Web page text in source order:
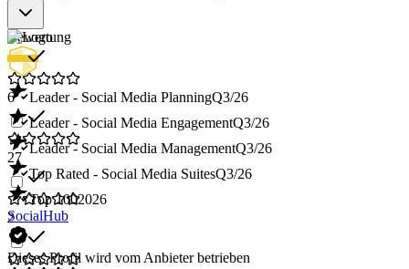
Bewertung
6
27
2
Leader - Social Media PlanningQ3/26
Leader - Social Media EngagementQ3/26
Leader - Social Media ManagementQ3/26
Top Rated - Social Media SuitesQ3/26
Top 1002026
SocialHub
Dieses Profil wird vom Anbieter betrieben